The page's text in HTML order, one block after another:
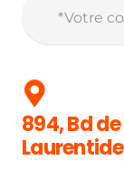
894, Bd